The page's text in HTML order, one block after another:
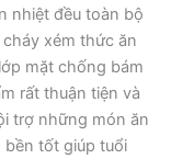
nhiệt đều toàn bộ
xém thức ăn
mặt chống bám
rất thuận tiện và
trợ những món ăn
tốt giúp tuổi